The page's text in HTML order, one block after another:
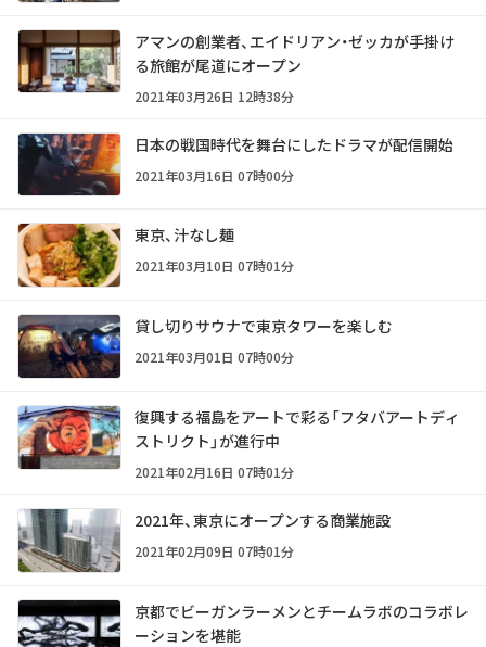
アマンの創業者、エイドリアン・ゼッカが手掛け
る旅館が尾道にオープン
2021年03月26日 12時38分
日本の戦国時代を舞台にしたドラマが配信開始
2021年03月16日 07時00分
東京、汁なし麺
2021年03月10日 07時01分
貸し切りサウナで東京タワーを楽しむ
2021年03月01日 07時00分
復興する福島をアートで彩る「フタバアートディ
ストリクト」が進行中
2021年02月16日 07時01分
2021年、東京にオープンする商業施設
2021年02月09日 07時01分
京都でビーガンラーメンとチームラボのコラボレ
ーションを堪能